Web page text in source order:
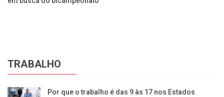
TRABALHO
Por que o trabalho é das 9 às 17 nos Estados